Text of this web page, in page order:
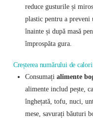
reduce gusturile și
plastic pentru a preveni
înainte și după masă
împrospăta gura.
Creșterea numărului de
Consumați alimente
alimente includ pește,
înghețată, tofu, nuci,
mese, savurați băuturi